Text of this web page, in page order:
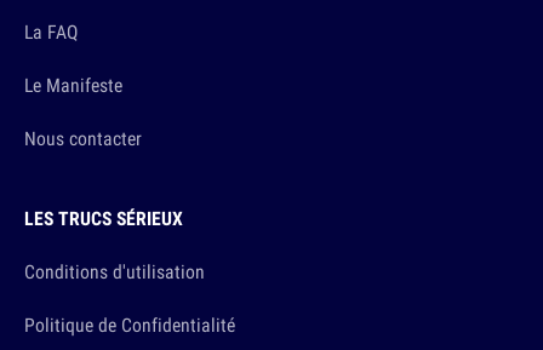
La FAQ
Le Manifeste
Nous contacter
LES TRUCS SÉRIEUX
Conditions d'utilisation
Politique de Confidentialité